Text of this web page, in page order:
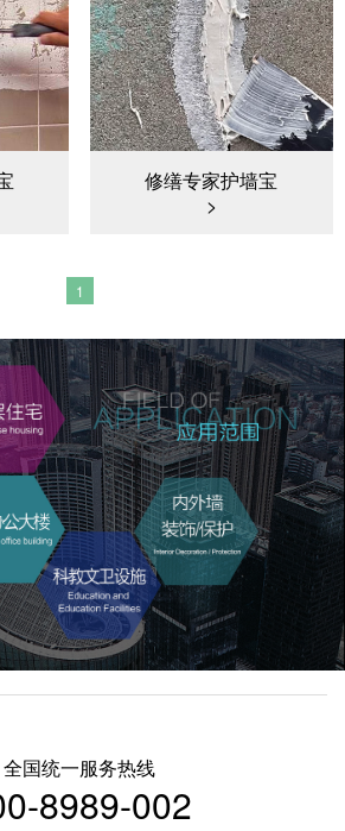
修缮专家护墙宝
1
全国统一服务热线
8989-002